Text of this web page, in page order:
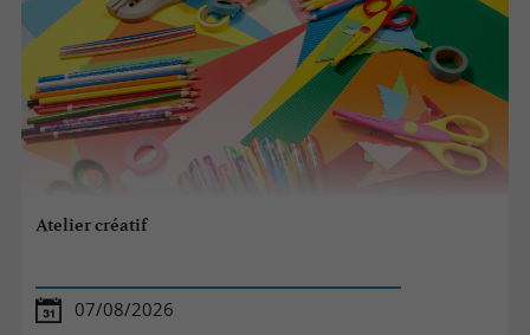
Atelier créatif
07/08/2026